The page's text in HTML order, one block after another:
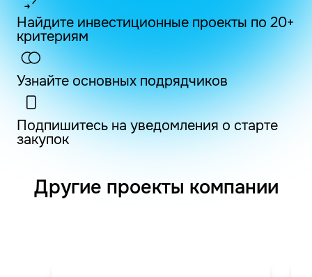
Найдите инвестиционные проекты по 20+
критериям
Узнайте основных подрядчиков
Подпишитесь на уведомления о старте
закупок
Другие проекты компании